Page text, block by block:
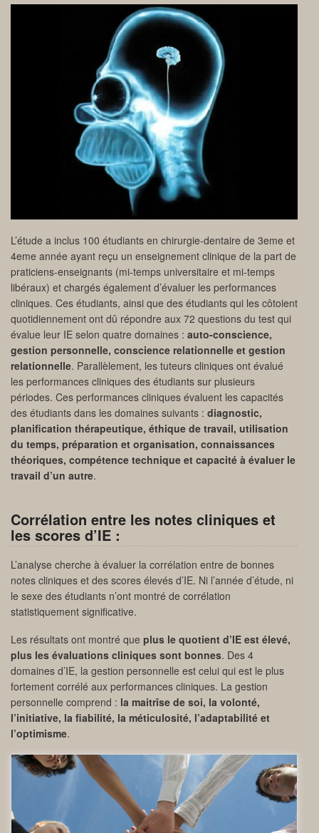
L’étude a inclus 100 étudiants en chirurgie-dentaire de 3eme et
4eme année ayant reçu un enseignement clinique de la part de
praticiens-enseignants (mi-temps universitaire et mi-temps
libéraux) et chargés également d’évaluer les performances
cliniques. Ces étudiants, ainsi que des étudiants qui les côtoient
quotidiennement ont dû répondre aux 72 questions du test qui
évalue leur IE selon quatre domaines : auto-conscience,
gestion personnelle, conscience relationnelle et gestion
relationnelle. Parallèlement, les tuteurs cliniques ont évalué
les performances cliniques des étudiants sur plusieurs
périodes. Ces performances cliniques évaluent les capacités
des étudiants dans les domaines suivants : diagnostic,
planification thérapeutique, éthique de travail, utilisation
du temps, préparation et organisation, connaissances
théoriques, compétence technique et capacité à évaluer le
travail d’un autre.
Corrélation entre les notes cliniques et
les scores d’IE :
L’analyse cherche à évaluer la corrélation entre de bonnes
notes cliniques et des scores élevés d’IE. Ni l’année d’étude, ni
le sexe des étudiants n’ont montré de corrélation
statistiquement significative.
Les résultats ont montré que plus le quotient d’IE est élevé,
plus les évaluations cliniques sont bonnes. Des 4
domaines d’IE, la gestion personnelle est celui qui est le plus
fortement corrélé aux performances cliniques. La gestion
personnelle comprend : la maitrîse de soi, la volonté,
l’initiative, la fiabilité, la méticulosité, l’adaptabilité et
l’optimisme.